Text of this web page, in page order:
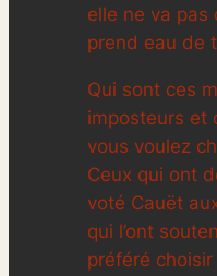
elle ne va pas
prend eau de
Qui sont ces
imposteurs et
vous voulez
Ceux qui ont
voté Cauët
qui l’ont
préféré